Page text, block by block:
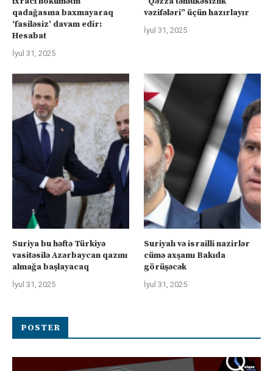
qadağasına baxmayaraq
‘fasiləsiz’ davam edir:
Hesabat
İyul 31, 2025
vəzifələri” üçün hazırlayır
İyul 31, 2025
Suriya bu həftə Türkiyə
vasitəsilə Azərbaycan qazını
almağa başlayacaq
İyul 31, 2025
Suriyalı və israilli nazirlər
cümə axşamı Bakıda
görüşəcək
İyul 31, 2025
POSTER